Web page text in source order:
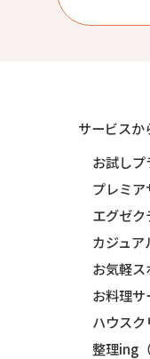
サービスか
お試しプ
プレミア
エグゼク
カジュア
お気軽
お料理サ
ハウス
整理ing